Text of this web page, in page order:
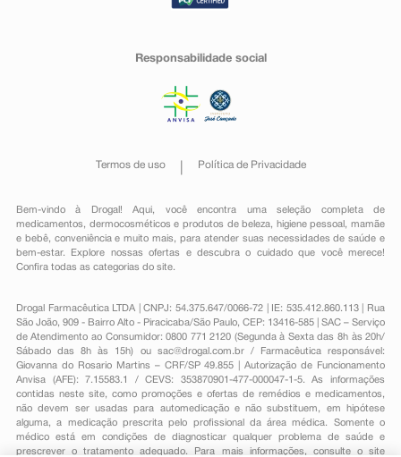
Responsabilidade social
Termos de uso Política de Privacidade
Bem-vindo à Drogal! Aqui, você encontra uma seleção completa de
medicamentos , dermocosméticos e produtos de beleza, higiene pessoal ,mamãe
e bebê, conveniênciae muito mais, para atender suas necessidades de saúde e
bem-estar. Explore nossas ofertas e descubra o cuidado que você merece!
Confira todas as categorias do site.
Drogal Farmacêutica LTDA | CNPJ: 54.375.647/0066-72 | IE: 535.412.860.113 | Rua
São João, 909 - Bairro Alto - Piracicaba/São Paulo, CEP: 13416-585 | SAC – Serviço
de Atendimento ao Consumidor: 0800 771 2120 (Segunda à Sexta das 8h às 20h/
Sábado das 8h às 15h) ou sac@drogal.com.br/ Farmacêutica responsável:
Giovanna do Rosario Martins – CRF/SP 49.855 | Autorização de Funcionamento
Anvisa (AFE): 7.15583.1 / CEVS: 353870901-477-000047-1-5. As informações
contidas neste site, como promoções e ofertas de remédios e medicamentos,
não devem ser usadas para automedicação e não substituem, em hipótese
alguma, a medicação prescrita pelo profissional da área médica. Somente o
médico está em condições de diagnosticar qualquer problema de saúde e
prescrever o tratamento adequado. Para mais informações, consulte o site